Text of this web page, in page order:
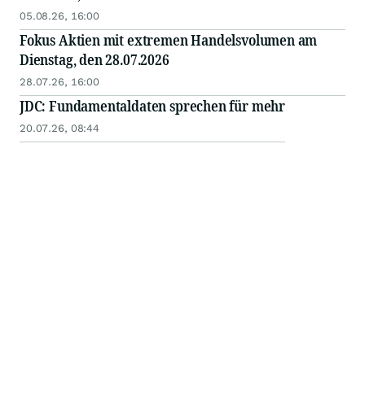
05.08.26, 16:00
Fokus Aktien mit extremen Handelsvolumen am
Dienstag, den 28.07.2026
28.07.26, 16:00
JDC: Fundamentaldaten sprechen für mehr
20.07.26, 08:44